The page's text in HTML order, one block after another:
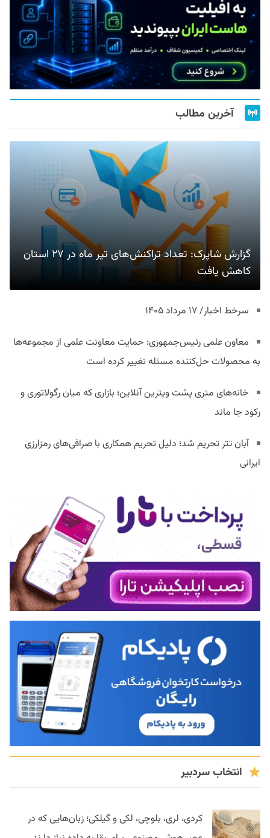
آخرین مطالب
گزارش شاپرک: تعداد تراکنش‌های تیر ماه در ۲۷ استان‌
کاهش یافت
سرخط اخبار/ ۱۷ مرداد ۱۴۰۵
معاون علمی رئیس‌جمهوری: حمایت معاونت علمی از مجموعه‌ها
به محصولات حل‌کننده مسئله تغییر کرده است
خانه‌های متری پشت ویترین آنلاین؛ بازاری که میان رگولاتوری و
رکود جا ماند
آبان تتر تحریم شد؛ دلیل تحریم همکاری با صرافی‌های رمزارزی
ایرانی
انتخاب سردبیر
کردی، لری، بلوچی، لکی و گیلکی؛ زبان‌هایی که در